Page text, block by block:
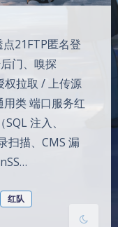
Sans Serif
浅阴影
暗化
21FTP匿名登
门、嗅探
权拉取 / 上传源
类 端口服务红
注入、
扫描、CMS 漏
红队